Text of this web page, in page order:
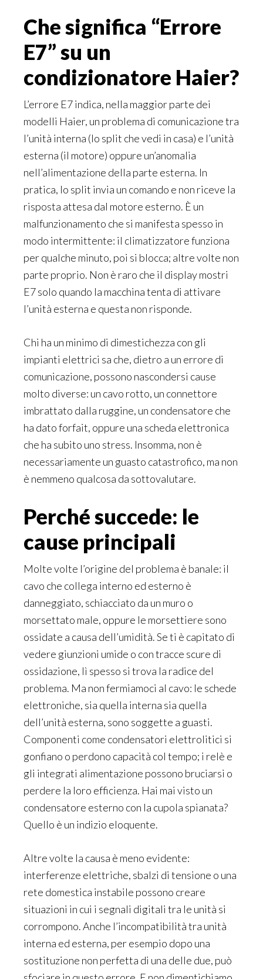
Che significa “Errore
E7” su un
condizionatore Haier?
L’errore E7 indica, nella maggior parte dei
modelli Haier, un problema di comunicazione tra
l’unità interna (lo split che vedi in casa) e l’unità
esterna (il motore) oppure un’anomalia
nell’alimentazione della parte esterna. In
pratica, lo split invia un comando e non riceve la
risposta attesa dal motore esterno. È un
malfunzionamento che si manifesta spesso in
modo intermittente: il climatizzatore funziona
per qualche minuto, poi si blocca; altre volte non
parte proprio. Non è raro che il display mostri
E7 solo quando la macchina tenta di attivare
l’unità esterna e questa non risponde.
Chi ha un minimo di dimestichezza con gli
impianti elettrici sa che, dietro a un errore di
comunicazione, possono nascondersi cause
molto diverse: un cavo rotto, un connettore
imbrattato dalla ruggine, un condensatore che
ha dato forfait, oppure una scheda elettronica
che ha subito uno stress. Insomma, non è
necessariamente un guasto catastrofico, ma non
è nemmeno qualcosa da sottovalutare.
Perché succede: le
cause principali
Molte volte l’origine del problema è banale: il
cavo che collega interno ed esterno è
danneggiato, schiacciato da un muro o
morsettato male, oppure le morsettiere sono
ossidate a causa dell’umidità. Se ti è capitato di
vedere giunzioni umide o con tracce scure di
ossidazione, lì spesso si trova la radice del
problema. Ma non fermiamoci al cavo: le schede
elettroniche, sia quella interna sia quella
dell’unità esterna, sono soggette a guasti.
Componenti come condensatori elettrolitici si
gonfiano o perdono capacità col tempo; i relè e
gli integrati alimentazione possono bruciarsi o
perdere la loro efficienza. Hai mai visto un
condensatore esterno con la cupola spianata?
Quello è un indizio eloquente.
Altre volte la causa è meno evidente:
interferenze elettriche, sbalzi di tensione o una
rete domestica instabile possono creare
situazioni in cui i segnali digitali tra le unità si
corrompono. Anche l’incompatibilità tra unità
interna ed esterna, per esempio dopo una
sostituzione non perfetta di una delle due, può